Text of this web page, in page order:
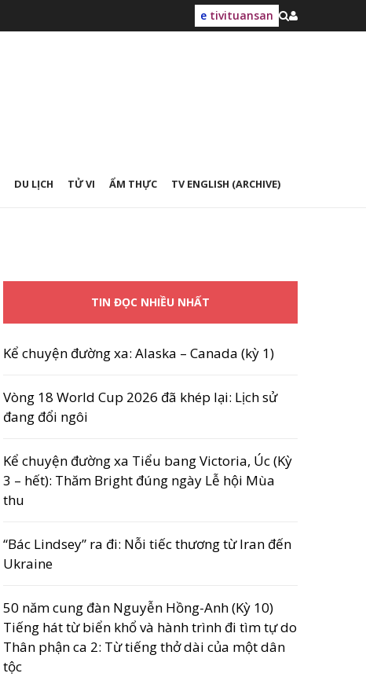
e tivituansan
DU LỊCH TỬ VI ẨM THỰC TV ENGLISH (ARCHIVE)
TIN ĐỌC NHIỀU NHẤT
Kể chuyện đường xa: Alaska – Canada (kỳ 1)
Vòng 18 World Cup 2026 đã khép lại: Lịch sử
đang đổi ngôi
Kể chuyện đường xa Tiểu bang Victoria, Úc (Kỳ
3 – hết): Thăm Bright đúng ngày Lễ hội Mùa
thu
“Bác Lindsey” ra đi: Nỗi tiếc thương từ Iran đến
Ukraine
50 năm cung đàn Nguyễn Hồng-Anh (Kỳ 10)
Tiếng hát từ biển khổ và hành trình đi tìm tự do
Thân phận ca 2: Từ tiếng thở dài của một dân
tộc